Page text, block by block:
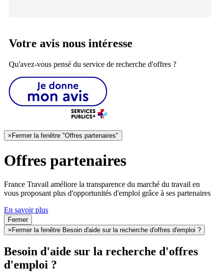
Votre avis nous intéresse
Qu'avez-vous pensé du service de recherche d'offres ?
× Fermer la fenêtre "Offres partenaires"
Offres partenaires
France Travail améliore la transparence du marché du travail en
vous proposant plus d'opportunités d'emploi grâce à ses partenaires
En savoir plus
Fermer
× Fermer la fenêtre Besoin d'aide sur la recherche d'offres d'emploi ?
Besoin d'aide sur la recherche d'offres
d'emploi ?